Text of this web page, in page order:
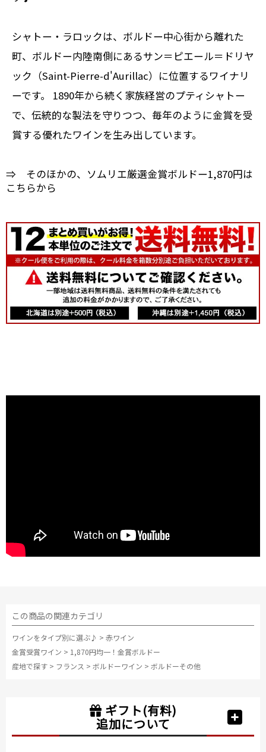
シャトー・ラロックは、ボルドー中心街から離れた
町、ボルドー内陸南側にあるサン＝ピエール＝ドリヤ
ック（Saint-Pierre-d'Aurillac）に位置するワイナリ
ーです。 1890年から続く家族経営のプティシャトー
で、伝統的な製法を守りつつ、毎年のように金賞を受
賞する優れたワインを生み出しています。
⇒ そのほかの、ソムリエ厳選金賞ボルドー1,870円は
こちらから
この商品の関連カテゴリ
ワインをタイプ別に選ぶ♪ > 赤ワイン
金賞受賞ワイン > 1,870円均一！金賞ボルドー
産地で探す > フランス > ボルドーワイン > ボルドーその他
ギフト(有料)
追加について